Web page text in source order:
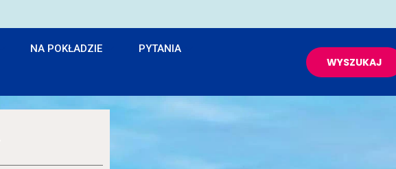
NA POKŁADZIE PYTANIA
WYSZUKAJ